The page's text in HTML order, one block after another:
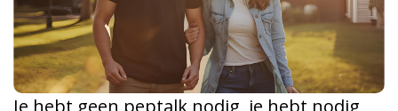
Je hebt geen peptalk nodig, je hebt nodig